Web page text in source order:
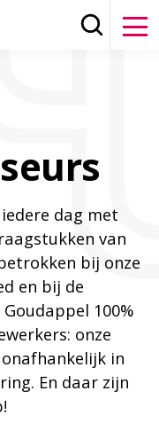
Zoeken
dag met
van
bij onze
en bij de
100%
onze
in
En daar zijn